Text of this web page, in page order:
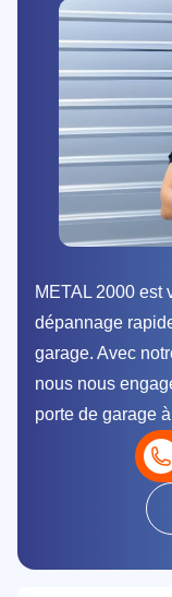
METAL 2000 est
dépannage
garage. Avec
nous nous
porte de garage